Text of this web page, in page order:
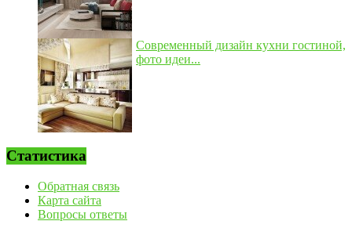
Современный дизайн кухни гостиной,
фото идеи...
Статистика
Обратная связь
Карта сайта
Вопросы ответы